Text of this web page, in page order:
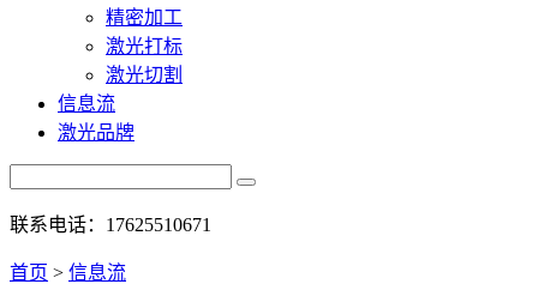
精密加工
激光打标
激光切割
信息流
激光品牌
联系电话：17625510671
首页 > 信息流